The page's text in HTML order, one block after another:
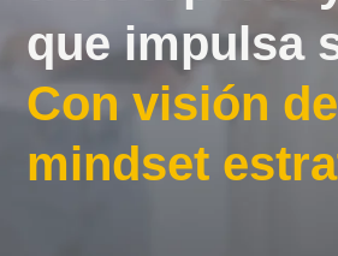
que impulsa
Con visión
mindset